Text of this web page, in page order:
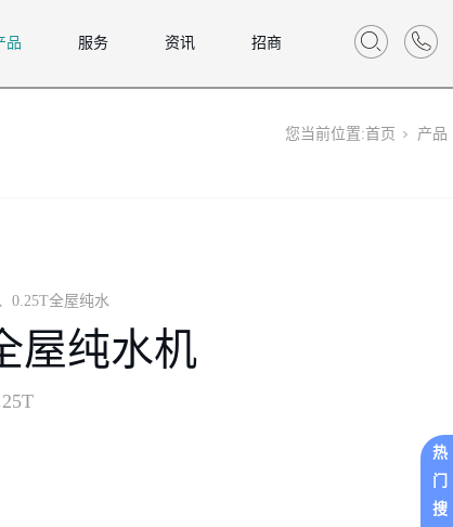
品 服务 资讯 招商
您当前位置:首页 产品
0.25T全屋纯水
屋纯水机
热
门
搜